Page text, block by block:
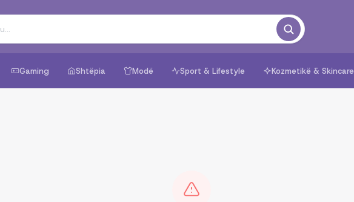
Gaming Shtëpia Modë Sport & Lifestyle Kozmetikë & Skincare